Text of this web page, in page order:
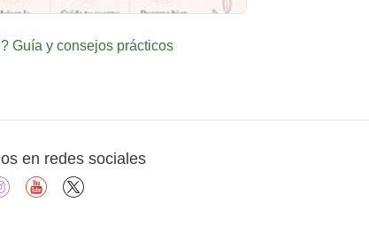
Guía y consejos prácticos
en redes sociales
instagramyoutube